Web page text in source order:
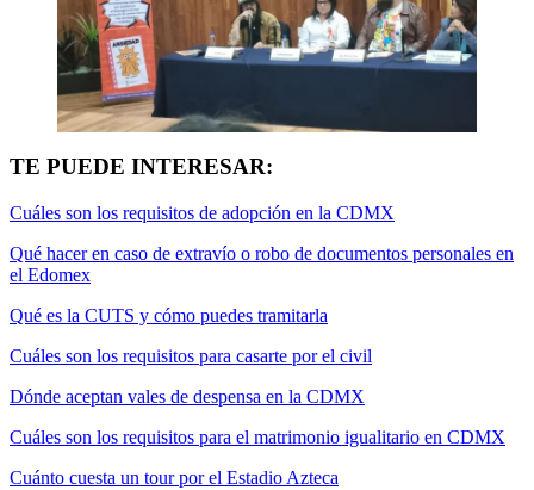
TE PUEDE INTERESAR:
Cuáles son los requisitos de adopción en la CDMX
Qué hacer en caso de extravío o robo de documentos personales en
el Edomex
Qué es la CUTS y cómo puedes tramitarla
Cuáles son los requisitos para casarte por el civil
Dónde aceptan vales de despensa en la CDMX
Cuáles son los requisitos para el matrimonio igualitario en CDMX
Cuánto cuesta un tour por el Estadio Azteca